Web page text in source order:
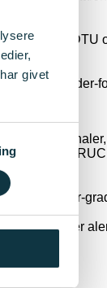
givet
med DTU
Innofounder-
de
tilknyttet
Innofounder-
mens de er